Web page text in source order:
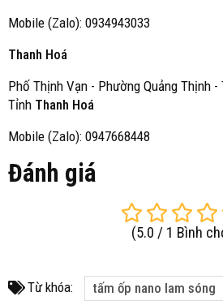
Mobile (Zalo): 0934943033
Thanh Hoá
Phố Thịnh Vạn - Phường Quảng Thịnh -
Tỉnh Thanh Hoá
Mobile (Zalo): 0947668448
Đánh giá
(5.0 / 1 Bình
Từ khóa: tấm ốp nano lam sóng